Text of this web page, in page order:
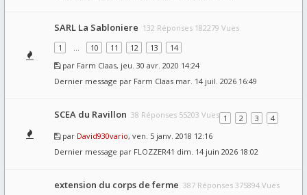
SARL La Sabloniere 132 Réponses 182279 Vues
1
… 10 11 12 13
14
par Farm Claas, jeu. 30 avr. 2020 14:24
Dernier message par Farm Claas mar. 14 juil. 2026 16:49
SCEA du Ravillon 38 Réponses 55203 Vues 1 2 3
4
par David930vario, ven. 5 janv. 2018 12:16
Dernier message par FLOZZER41 dim. 14 juin 2026 18:02
extension du corps de ferme 387 Réponses 375894 Vues